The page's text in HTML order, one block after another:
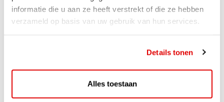
informatie die u aan ze heeft verstrekt of die ze hebben
verzameld op basis van uw gebruik van hun services.
Details tonen
Alles toestaan
Lees verder